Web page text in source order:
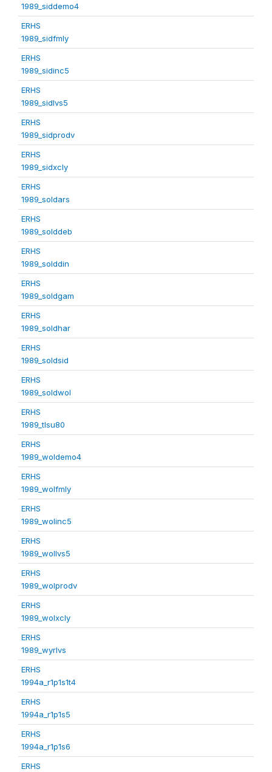
1989_siddemo4
ERHS
1989_sidfmly
ERHS
1989_sidinc5
ERHS
1989_sidlvs5
ERHS
1989_sidprodv
ERHS
1989_sidxcly
ERHS
1989_soldars
ERHS
1989_solddeb
ERHS
1989_solddin
ERHS
1989_soldgam
ERHS
1989_soldhar
ERHS
1989_soldsid
ERHS
1989_soldwol
ERHS
1989_tlsu80
ERHS
1989_woldemo4
ERHS
1989_wolfmly
ERHS
1989_wolinc5
ERHS
1989_wollvs5
ERHS
1989_wolprodv
ERHS
1989_wolxcly
ERHS
1989_wyrlvs
ERHS
1994a_r1p1s1t4
ERHS
1994a_r1p1s5
ERHS
1994a_r1p1s6
ERHS